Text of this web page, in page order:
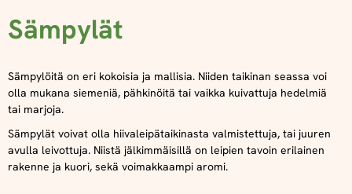
Sämpylät
Sämpylöitä on eri kokoisia ja mallisia. Niiden taikinan seassa voi
olla mukana siemeniä, pähkinöitä tai vaikka kuivattuja hedelmiä
tai marjoja.
Sämpylät voivat olla hiivaleipätaikinasta valmistettuja, tai juuren
avulla leivottuja. Niistä jälkimmäisillä on leipien tavoin erilainen
rakenne ja kuori, sekä voimakkaampi aromi.